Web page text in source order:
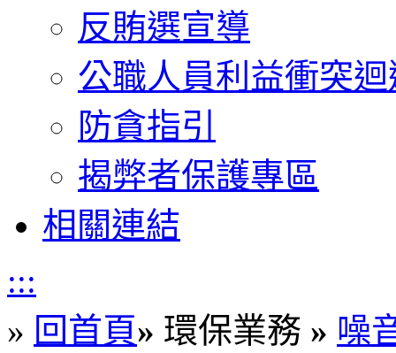
反賄選宣導
公職人員利益衝突
防貪指引
揭弊者保護專區
相關連結
:::
» 回首頁» 環保業務 » 噪